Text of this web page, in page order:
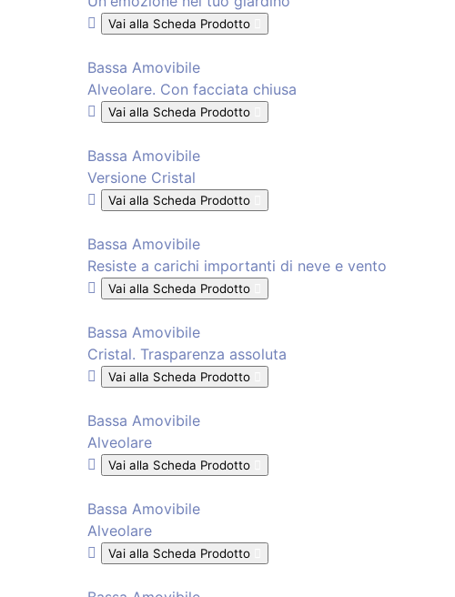
Vai alla Scheda Prodotto
Bassa Amovibile
Alveolare. Con facciata chiusa
Vai alla Scheda Prodotto
Bassa Amovibile
Versione Cristal
Vai alla Scheda Prodotto
Bassa Amovibile
Resiste a carichi importanti di neve e vento
Vai alla Scheda Prodotto
Bassa Amovibile
Cristal. Trasparenza assoluta
Vai alla Scheda Prodotto
Bassa Amovibile
Alveolare
Vai alla Scheda Prodotto
Bassa Amovibile
Alveolare
Vai alla Scheda Prodotto